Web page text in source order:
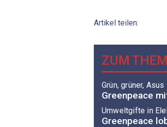
Artikel teilen:
ZUM
Grün, grüner, Asus
Greenpeace
Umweltgifte in
Greenpeace